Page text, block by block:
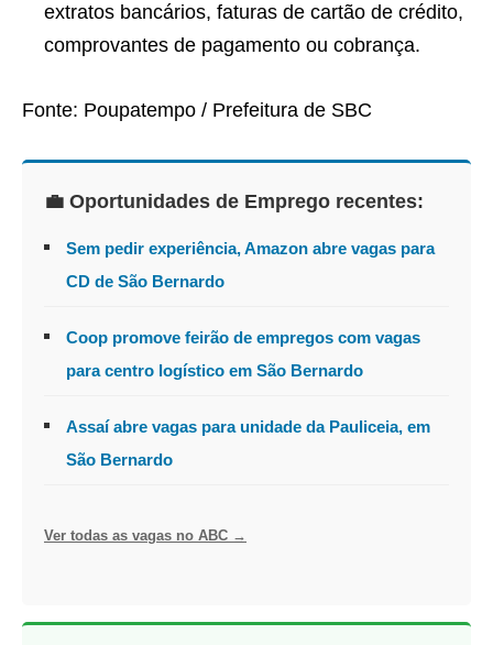
extratos bancários, faturas de cartão de crédito,
comprovantes de pagamento ou cobrança.
Fonte: Poupatempo / Prefeitura de SBC
💼 Oportunidades de Emprego recentes:
Sem pedir experiência, Amazon abre vagas para
CD de São Bernardo
Coop promove feirão de empregos com vagas
para centro logístico em São Bernardo
Assaí abre vagas para unidade da Pauliceia, em
São Bernardo
Ver todas as vagas no ABC →